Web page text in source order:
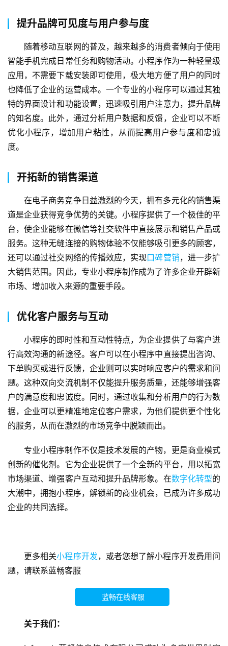
畅
首
页
H
5
开
小
程
序
开
开
提升品牌可见度与用户参与度
随着移动互联网的普及，越来越多的消费者倾向于使用
智能手机完成日常任务和购物活动。小程序作为一种轻量级
应用，不需要下载安装即可使用，极大地方便了用户的同时
也降低了企业的运营成本。一个专业的小程序可以通过其独
特的界面设计和功能设置，迅速吸引用户注意力，提升品牌
的知名度。此外，通过分析用户数据和反馈，企业可以不断
优化小程序，增加用户粘性，从而提高用户参与度和忠诚
度。
开拓新的销售渠道
在电子商务竞争日益激烈的今天，拥有多元化的销售渠
道是企业获得竞争优势的关键。小程序提供了一个极佳的平
台，使企业能够在微信等社交软件中直接展示和销售产品或
服务。这种无缝连接的购物体验不仅能够吸引更多的顾客，
还可以通过社交网络的传播效应，实现口碑营销，进一步扩
大销售范围。因此，专业小程序制作成为了许多企业开辟新
市场、增加收入来源的重要手段。
优化客户服务与互动
小程序的即时性和互动性特点，为企业提供了与客户进
行高效沟通的新途径。客户可以在小程序中直接提出咨询、
下单购买或进行反馈，企业则可以实时响应客户的需求和问
题。这种双向交流机制不仅能提升服务质量，还能够增强客
户的满意度和忠诚度。同时，通过收集和分析用户的行为数
据，企业可以更精准地定位客户需求，为他们提供更个性化
的服务，从而在激烈的市场竞争中脱颖而出。
专业小程序制作不仅是技术发展的产物，更是商业模式
创新的催化剂。它为企业提供了一个全新的平台，用以拓宽
市场渠道、增强客户互动和提升品牌形象。在数字化转型的
大潮中，拥抱小程序，解锁新的商业机会，已成为许多成功
企业的共同选择。
更多相关小程序开发，或者您想了解小程序开发费用问
题，请联系蓝畅客服
蓝畅在线客服
关于我们：